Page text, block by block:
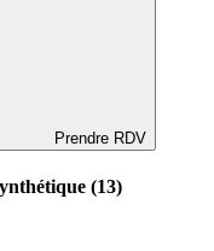
Prendre RDV
(13)